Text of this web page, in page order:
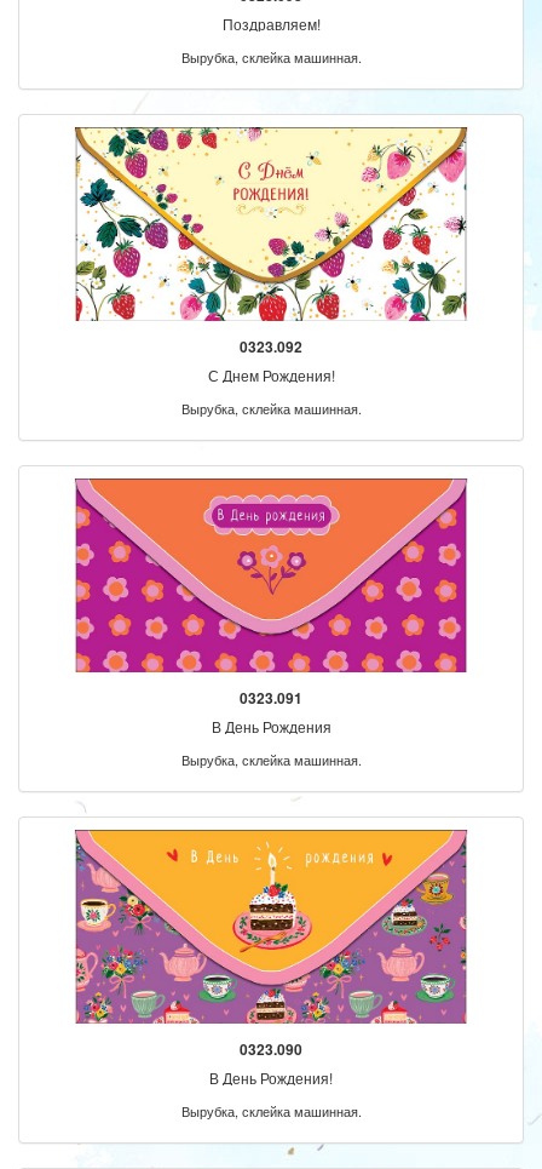
Поздравляем!
Вырубка, склейка машинная.
0323.092
С Днем Рождения!
Вырубка, склейка машинная.
0323.091
В День Рождения
Вырубка, склейка машинная.
0323.090
В День Рождения!
Вырубка, склейка машинная.